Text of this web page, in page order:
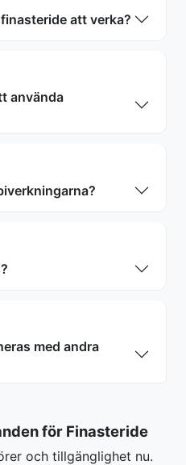
att verka?
använda
med andra
för Finasteride
och tillgänglighet nu.